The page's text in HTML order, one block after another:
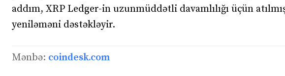
addım, XRP Ledger-in uzunmüddətli davamlılığı üçün
yeniləməni dəstəkləyir.
Mənbə: coindesk.com